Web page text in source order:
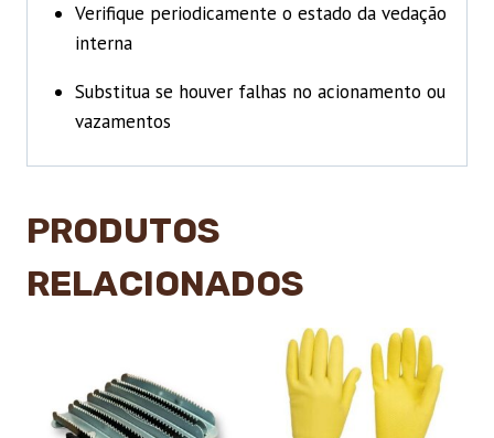
Verifique periodicamente o estado da vedação
interna
Substitua se houver falhas no acionamento ou
vazamentos
PRODUTOS
RELACIONADOS